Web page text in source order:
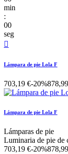
min
:
00
seg

Lámpara de pie Lola F
703,19 €-20%
Lámpara de pie Lola F
Lámparas de pie
Luminaria de pie de
703,19 €-20%